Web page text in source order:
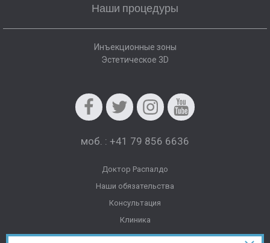
Наши процедуры
Инъекционные зоны
Эстетическое 3D
FacebookTwitter InstagramYoutube
моб. : +41 79 856 6636
Доктор Распалдо
Наши обязательства
Консультация
Клиника
Пресса